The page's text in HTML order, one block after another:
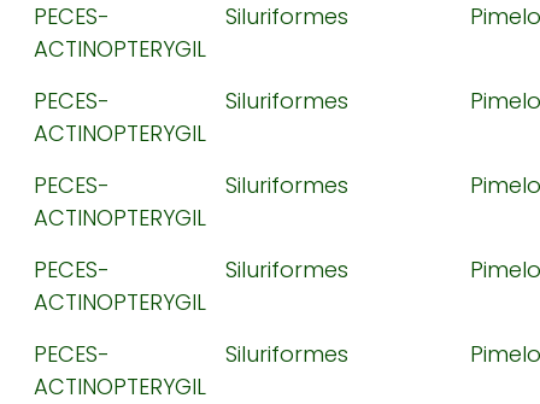
PECES-
ACTINOPTERYGIL
Siluriformes
PECES-
ACTINOPTERYGIL
Siluriformes
PECES-
ACTINOPTERYGIL
Siluriformes
PECES-
ACTINOPTERYGIL
Siluriformes
PECES-
ACTINOPTERYGIL
Siluriformes